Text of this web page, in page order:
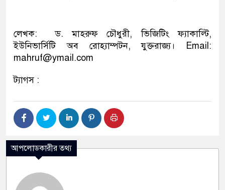
লেখক: ড. মাহরুফ চৌধুরী,ভিজিটিং ফ্যাকাল্টি,
ইউনিভার্সিটি অব রোহ্যাম্পটন,যুক্তরাজ্য।
Email:
mahruf@ymail.com
ট্যাগস :
আপলোডকারীর তথ্য